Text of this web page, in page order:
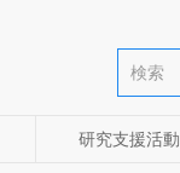
研究支援活動